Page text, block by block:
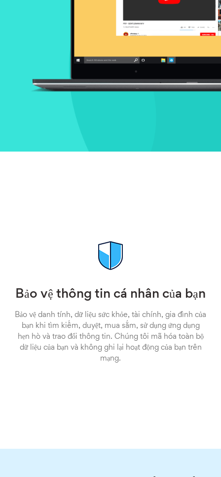
Bảo vệ thông tin cá nhân của bạn
Bảo vệ danh tính, dữ liệu sức khỏe, tài chính, gia đình của
bạn khi tìm kiếm, duyệt, mua sắm, sử dụng ứng dụng
hẹn hò và trao đổi thông tin. Chúng tôi mã hóa toàn bộ
dữ liệu của bạn và không ghi lại hoạt động của bạn trên
mạng.